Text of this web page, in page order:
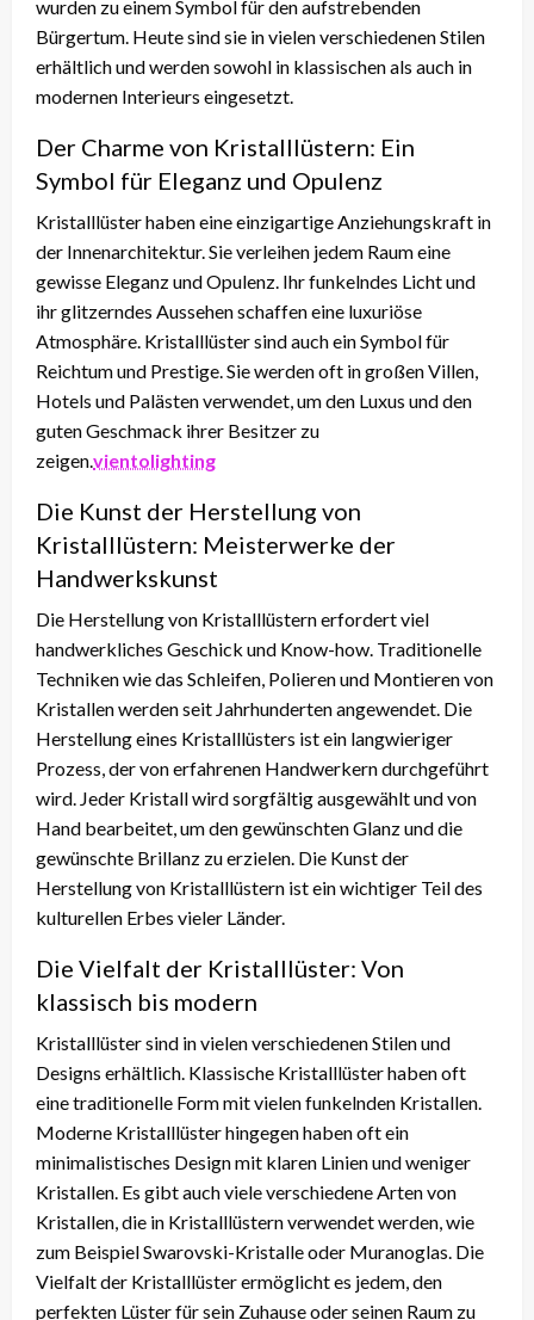
wurden zu einem Symbol für den aufstrebenden
Bürgertum. Heute sind sie in vielen verschiedenen Stilen
erhältlich und werden sowohl in klassischen als auch in
modernen Interieurs eingesetzt.
Der Charme von Kristalllüstern: Ein
Symbol für Eleganz und Opulenz
Kristalllüster haben eine einzigartige Anziehungskraft in
der Innenarchitektur. Sie verleihen jedem Raum eine
gewisse Eleganz und Opulenz. Ihr funkelndes Licht und
ihr glitzerndes Aussehen schaffen eine luxuriöse
Atmosphäre. Kristalllüster sind auch ein Symbol für
Reichtum und Prestige. Sie werden oft in großen Villen,
Hotels und Palästen verwendet, um den Luxus und den
guten Geschmack ihrer Besitzer zu
zeigen.vientolighting
Die Kunst der Herstellung von
Kristalllüstern: Meisterwerke der
Handwerkskunst
Die Herstellung von Kristalllüstern erfordert viel
handwerkliches Geschick und Know-how. Traditionelle
Techniken wie das Schleifen, Polieren und Montieren von
Kristallen werden seit Jahrhunderten angewendet. Die
Herstellung eines Kristalllüsters ist ein langwieriger
Prozess, der von erfahrenen Handwerkern durchgeführt
wird. Jeder Kristall wird sorgfältig ausgewählt und von
Hand bearbeitet, um den gewünschten Glanz und die
gewünschte Brillanz zu erzielen. Die Kunst der
Herstellung von Kristalllüstern ist ein wichtiger Teil des
kulturellen Erbes vieler Länder.
Die Vielfalt der Kristalllüster: Von
klassisch bis modern
Kristalllüster sind in vielen verschiedenen Stilen und
Designs erhältlich. Klassische Kristalllüster haben oft
eine traditionelle Form mit vielen funkelnden Kristallen.
Moderne Kristalllüster hingegen haben oft ein
minimalistisches Design mit klaren Linien und weniger
Kristallen. Es gibt auch viele verschiedene Arten von
Kristallen, die in Kristalllüstern verwendet werden, wie
zum Beispiel Swarovski-Kristalle oder Muranoglas. Die
Vielfalt der Kristalllüster ermöglicht es jedem, den
perfekten Lüster für sein Zuhause oder seinen Raum zu